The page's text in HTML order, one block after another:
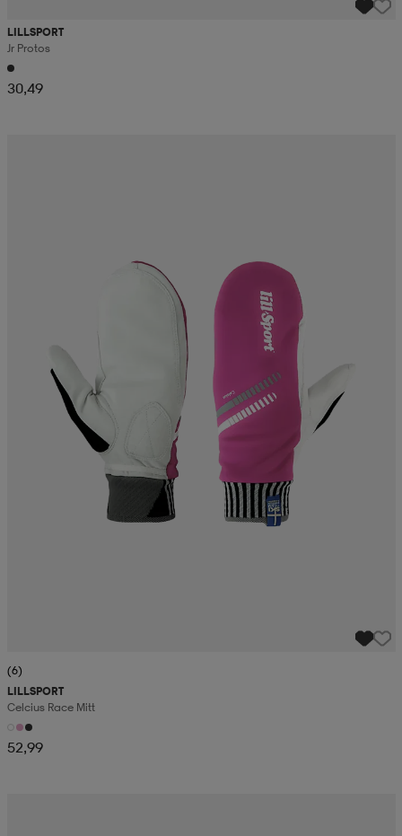
LILLSPORT
Jr Protos
30,49
(6)
LILLSPORT
Celcius Race Mitt
52,99